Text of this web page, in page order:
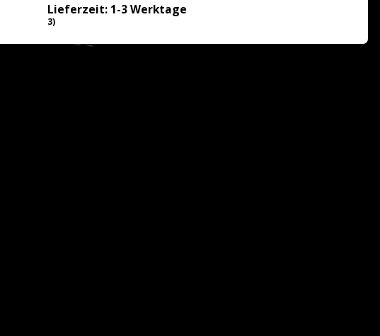
Lieferzeit: 1-3 Werktage
3)